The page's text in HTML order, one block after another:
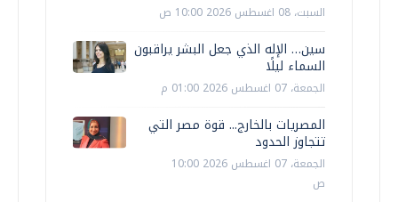
السبت، 08 اغسطس 2026 10:00 ص
سين… الإله الذي جعل البشر يراقبون
السماء ليلًا
الجمعة، 07 اغسطس 2026 01:00 م
المصريات بالخارج... قوة مصر التي
تتجاوز الحدود
الجمعة، 07 اغسطس 2026 10:00
ص